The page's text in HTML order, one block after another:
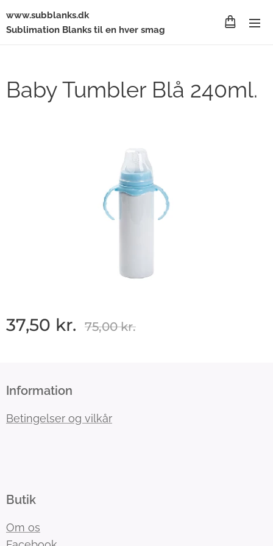
www.subblanks.dk
Sublimation Blanks til en hver smag
Baby Tumbler Blå 240ml.
37,50 kr. 75,00kr.
Information
Betingelser og vilkår
Butik
Om os